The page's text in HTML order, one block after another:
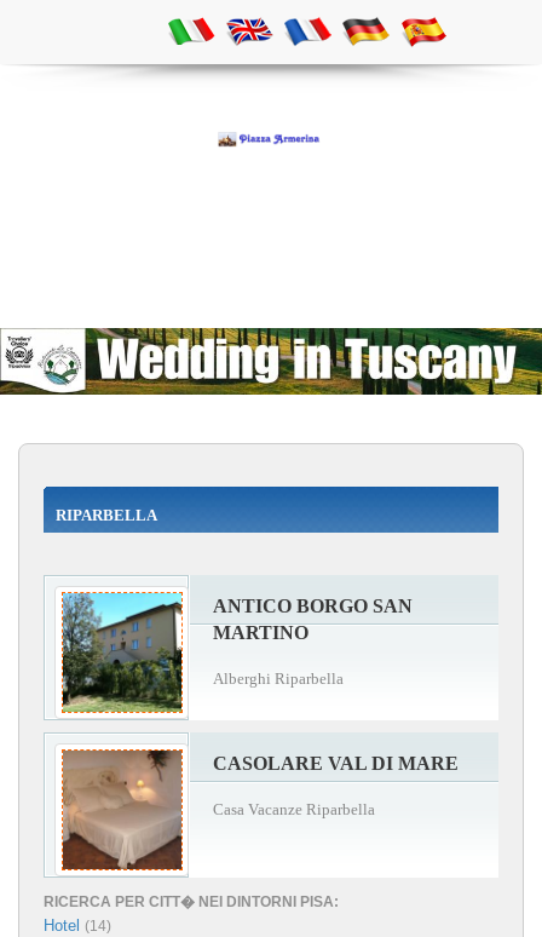
RIPARBELLA
ANTICO BORGO SAN
MARTINO
Alberghi Riparbella
CASOLARE VAL DI MARE
Casa Vacanze Riparbella
RICERCA PER CITT� NEI DINTORNI PISA:
Hotel (14)